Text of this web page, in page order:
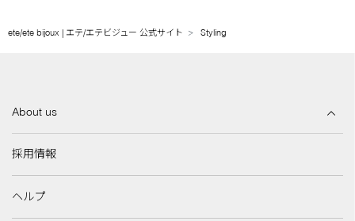
ete/ete bijoux | エテ/エテビジュー 公式サイト Styling
About us
採用情報
ヘルプ